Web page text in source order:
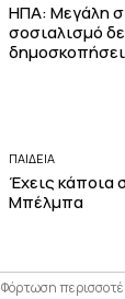
ΗΠΑ: Μεγάλη
σοσιαλισμό
ΠΑΙΔΕΙΑ
Έχεις κάποια
Μπέλμπα
Φόρτωση